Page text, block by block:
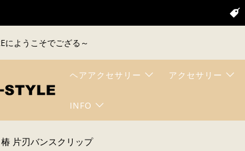
にようこそでござる～
ヘアアクセサリー アクセサリー
INFO
椿 片刃バンスクリップ